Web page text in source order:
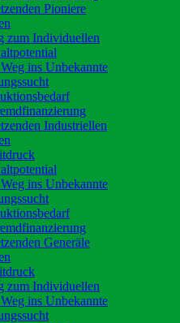
Pioniere
Individuellen
ins Unbekannte
Industriellen
ins Unbekannte
Generäle
Individuellen
ins Unbekannte